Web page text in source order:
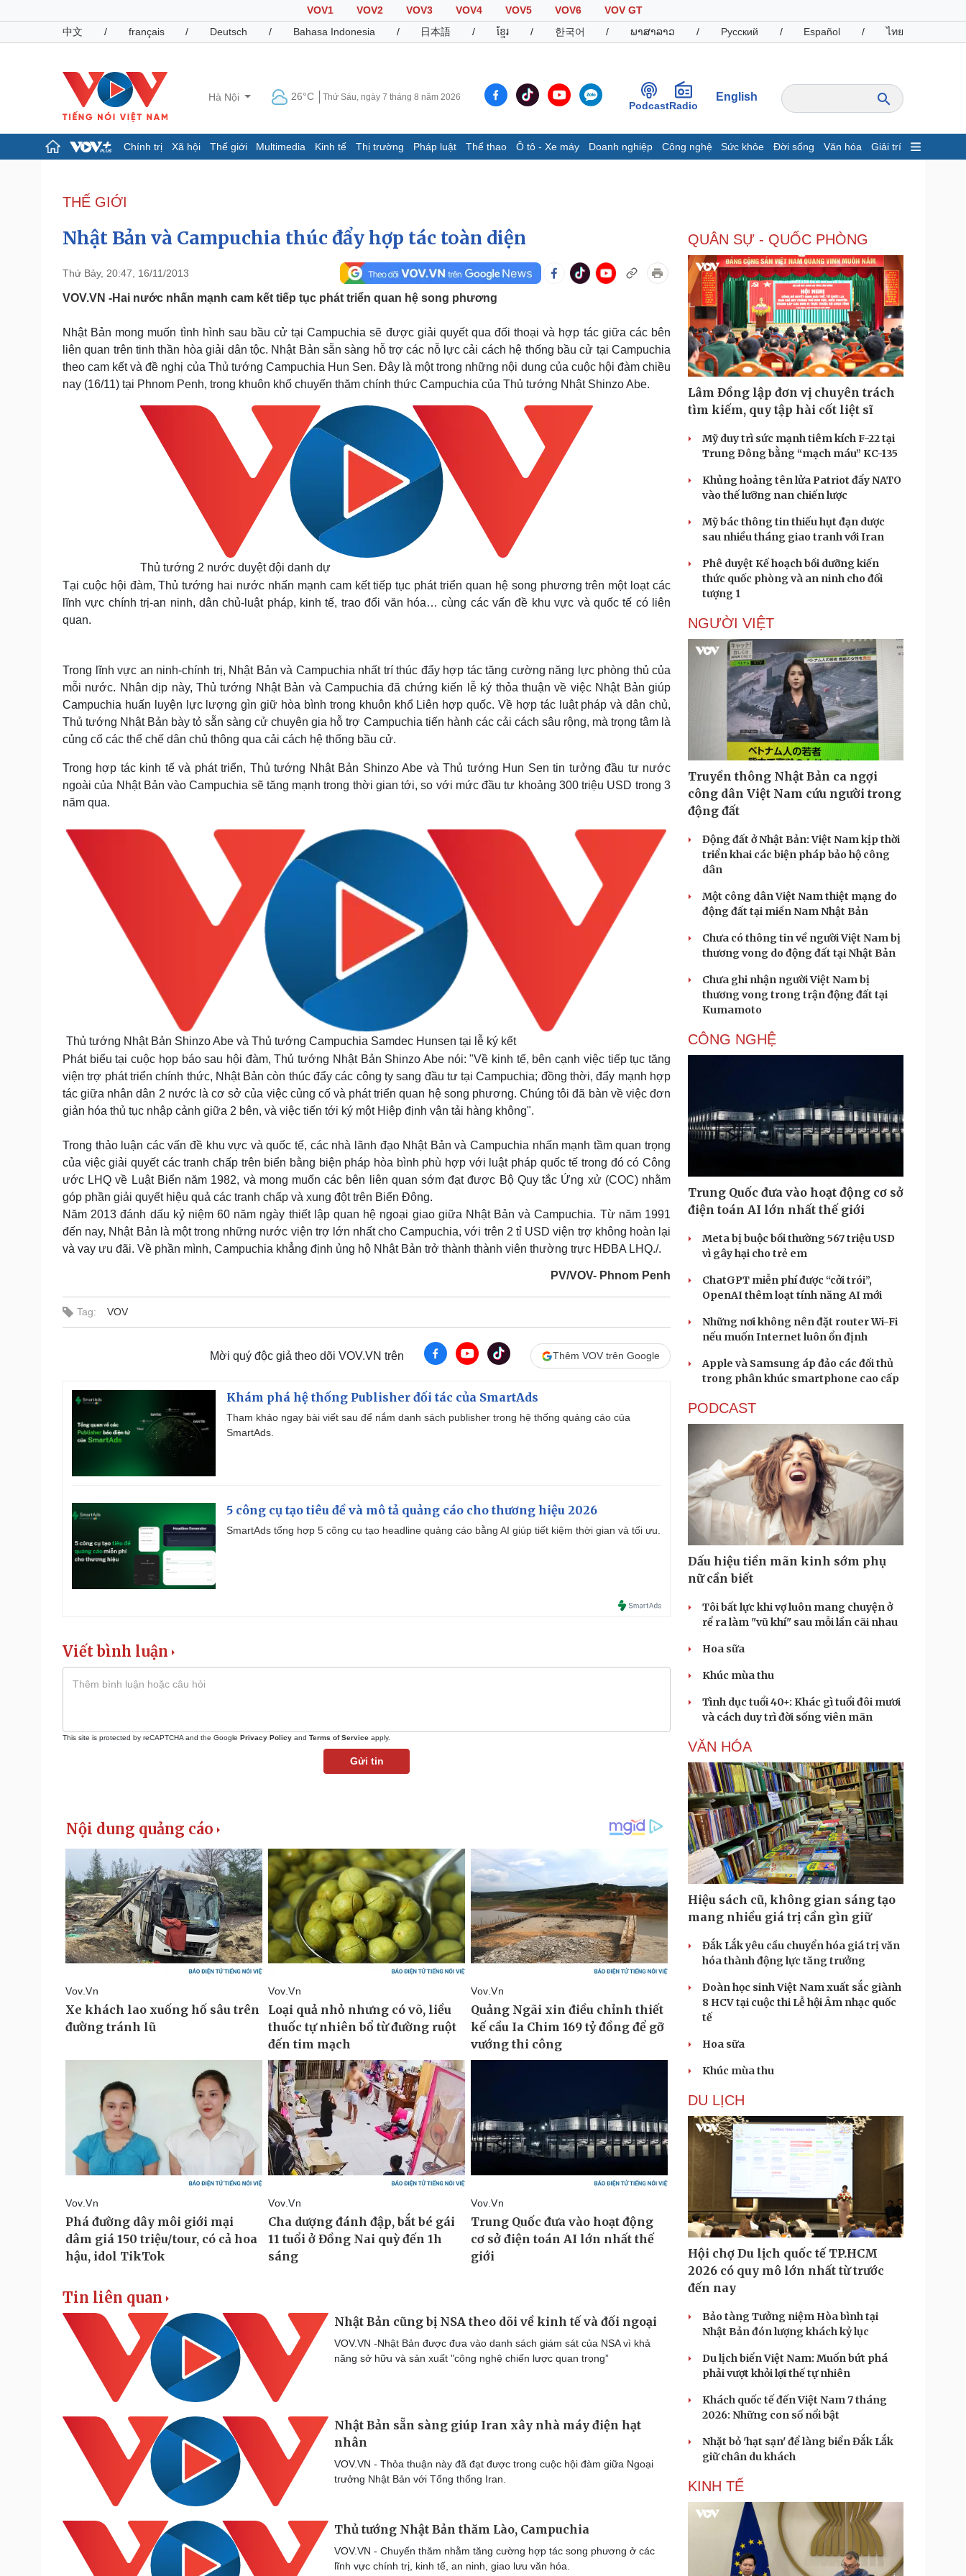
VOV1 VOV2 VOV3 VOV4 VOV5 VOV6
VOV GT
中文
/ français / Deutsch / Bahasa Indonesia / 日本語 / ខ្មែរ / 한국어 / ພາສາລາວ / Русский / Español / ไทย
Hà Nội 26°C Thứ Sáu, ngày 7 tháng 8 năm 2026
PodcastRadio
English
Chính trị Xã hội Thế giới Multimedia Kinh tế Thị trường Pháp luật Thể thao Ô tô - Xe máy Doanh nghiệp Công nghệ Sức khỏe Đời sống Văn hóa Giải trí
Đảng
Tổ chức nhân sự
Nhận diện sự thật
Dấu ấn VOV
Infographic
Chứng khoán
Giá cà phê
Pháp luật
Tin nóng
Tư vấn luật
Quân sự - Quốc phòng
Việt Nam
Phân tích
Thể thao
Lịch thi đấu bóng đá
Thế giới thể thao
eSports
Hậu trường
Ô tô - Xe máy
Xe máy
Tư vấn
Doanh nghiệp
Thông tin doanh nghiệp
Doanh nghiệp 24h
Doanh nhân
Vì cộng đồng
Công nghệ
Sành điệu
Tin Công nghệ
Trải nghiệm
Chuyển đổi số
Dinh dưỡng - món ngon
Nhà đẹp
Blog
Tình yêu - Gia đình
Sân khấu - Điện ảnh
Âm nhạc
Di sản
Nghệ sĩ
Thời trang
Sao Việt
Podcast
Câu chuyện thời sự
Đọc truyện đêm khuya
Cửa sổ tình yêu
Hạt giống tâm hồn
THẾ GIỚI
Nhật Bản và Campuchia thúc đẩy hợp tác toàn diện
Thứ Bảy, 20:47, 16/11/2013
VOV.VN -Hai nước nhấn mạnh cam kết tiếp tục phát triển quan hệ song phương
Nhật Bản mong muốn tình hình sau bầu cử tại Campuchia sẽ được giải quyết qua đối thoại và hợp tác giữa các bên
liên quan trên tinh thần hòa giải dân tộc. Nhật Bản sẵn sàng hỗ trợ các nỗ lực cải cách hệ thống bầu cử tại Campuchia
theo cam kết và đề nghị của Thủ tướng Campuchia Hun Sen. Đây là một trong những nội dung của cuộc hội đàm chiều
nay (16/11) tại Phnom Penh, trong khuôn khổ chuyến thăm chính thức Campuchia của Thủ tướng Nhật Shinzo Abe.
Thủ tướng 2 nước duyệt đội danh dự
Tại cuộc hội đàm, Thủ tướng hai nước nhấn mạnh cam kết tiếp tục phát triển quan hệ song phương trên một loạt các
lĩnh vực chính trị-an ninh, dân chủ-luật pháp, kinh tế, trao đổi văn hóa… cùng các vấn đề khu vực và quốc tế có liên
quan.
Trong lĩnh vực an ninh-chính trị, Nhật Bản và Campuchia nhất trí thúc đẩy hợp tác tăng cường năng lực phòng thủ của
mỗi nước. Nhân dịp này, Thủ tướng Nhật Bản và Campuchia đã chứng kiến lễ ký thỏa thuận về việc Nhật Bản giúp
Campuchia huấn luyện lực lượng gìn giữ hòa bình trong khuôn khổ Liên hợp quốc. Về hợp tác luật pháp và dân chủ,
Thủ tướng Nhật Bản bày tỏ sẵn sàng cử chuyên gia hỗ trợ Campuchia tiến hành các cải cách sâu rộng, mà trọng tâm là
củng cố các thể chế dân chủ thông qua cải cách hệ thống bầu cử.
Trong hợp tác kinh tế và phát triển, Thủ tướng Nhật Bản Shinzo Abe và Thủ tướng Hun Sen tin tưởng đầu tư nước
ngoài của Nhật Bản vào Campuchia sẽ tăng mạnh trong thời gian tới, so với mức đầu tư khoảng 300 triệu USD trong 3
năm qua.
Thủ tướng Nhật Bản Shinzo Abe và Thủ tướng Campuchia Samdec Hunsen tại lễ ký kết
Phát biểu tại cuộc họp báo sau hội đàm, Thủ tướng Nhật Bản Shinzo Abe nói: "Về kinh tế, bên cạnh việc tiếp tục tăng
viện trợ phát triển chính thức, Nhật Bản còn thúc đẩy các công ty sang đầu tư tại Campuchia; đồng thời, đẩy mạnh hợp
tác giữa nhân dân 2 nước là cơ sở của việc củng cố và phát triển quan hệ song phương. Chúng tôi đã bàn về việc đơn
giản hóa thủ tục nhập cảnh giữa 2 bên, và việc tiến tới ký một Hiệp định vận tải hàng không".
Trong thảo luận các vấn đề khu vực và quốc tế, các nhà lãnh đạo Nhật Bản và Campuchia nhấn mạnh tầm quan trọng
của việc giải quyết các tranh chấp trên biển bằng biện pháp hòa bình phù hợp với luật pháp quốc tế trong đó có Công
ước LHQ về Luật Biển năm 1982, và mong muốn các bên liên quan sớm đạt được Bộ Quy tắc Ứng xử (COC) nhằm
góp phần giải quyết hiệu quả các tranh chấp và xung đột trên Biển Đông.
Năm 2013 đánh dấu kỷ niệm 60 năm ngày thiết lập quan hệ ngoại giao giữa Nhật Bản và Campuchia. Từ năm 1991
đến nay, Nhật Bản là một trong những nước viện trợ lớn nhất cho Campuchia, với trên 2 tỉ USD viện trợ không hoàn lại
và vay ưu đãi. Về phần mình, Campuchia khẳng định ủng hộ Nhật Bản trở thành thành viên thường trực HĐBA LHQ./.
PV/VOV- Phnom Penh
Tag: VOV
Mời quý độc giả theo dõi VOV.VN trên Thêm VOV trên Google
Khám phá hệ thống Publisher đối tác của SmartAds
Tham khảo ngay bài viết sau để nắm danh sách publisher trong hệ thống quảng cáo của
SmartAds.
5 công cụ tạo tiêu đề và mô tả quảng cáo cho thương hiệu 2026
SmartAds tổng hợp 5 công cụ tạo headline quảng cáo bằng AI giúp tiết kiệm thời gian và tối ưu.
Viết bình luận
This site is protected by reCAPTCHA and the Google Privacy Policy and Terms of Service apply.
Gửi tin
Tin liên quan
Nhật Bản cũng bị NSA theo dõi về kinh tế và đối ngoại
VOV.VN -Nhật Bản được đưa vào danh sách giám sát của NSA vì khả
năng sở hữu và sản xuất "công nghệ chiến lược quan trọng”
Nhật Bản sẵn sàng giúp Iran xây nhà máy điện hạt
nhân
VOV.VN - Thỏa thuận này đã đạt được trong cuộc hội đàm giữa Ngoại
trưởng Nhật Bản với Tổng thống Iran.
Thủ tướng Nhật Bản thăm Lào, Campuchia
VOV.VN - Chuyến thăm nhằm tăng cường hợp tác song phương ở các
lĩnh vực chính trị, kinh tế, an ninh, giao lưu văn hóa.
QUÂN SỰ - QUỐC PHÒNG
Lâm Đồng lập đơn vị chuyên trách
tìm kiếm, quy tập hài cốt liệt sĩ
Mỹ duy trì sức mạnh tiêm kích F-22 tại
Trung Đông bằng “mạch máu” KC-135
Khủng hoảng tên lửa Patriot đẩy NATO
vào thế lưỡng nan chiến lược
Mỹ bác thông tin thiếu hụt đạn dược
sau nhiều tháng giao tranh với Iran
Phê duyệt Kế hoạch bồi dưỡng kiến
thức quốc phòng và an ninh cho đối
tượng 1
NGƯỜI VIỆT
Truyền thông Nhật Bản ca ngợi
công dân Việt Nam cứu người trong
động đất
Động đất ở Nhật Bản: Việt Nam kịp thời
triển khai các biện pháp bảo hộ công
dân
Một công dân Việt Nam thiệt mạng do
động đất tại miền Nam Nhật Bản
Chưa có thông tin về người Việt Nam bị
thương vong do động đất tại Nhật Bản
Chưa ghi nhận người Việt Nam bị
thương vong trong trận động đất tại
Kumamoto
CÔNG NGHỆ
Trung Quốc đưa vào hoạt động cơ sở
điện toán AI lớn nhất thế giới
Meta bị buộc bồi thường 567 triệu USD
vì gây hại cho trẻ em
ChatGPT miễn phí được “cởi trói”,
OpenAI thêm loạt tính năng AI mới
Những nơi không nên đặt router Wi-Fi
nếu muốn Internet luôn ổn định
Apple và Samsung áp đảo các đối thủ
trong phân khúc smartphone cao cấp
PODCAST
Dấu hiệu tiền mãn kinh sớm phụ
nữ cần biết
Tôi bất lực khi vợ luôn mang chuyện ở
rể ra làm "vũ khí" sau mỗi lần cãi nhau
Hoa sữa
Khúc mùa thu
Tình dục tuổi 40+: Khác gì tuổi đôi mươi
và cách duy trì đời sống viên mãn
VĂN HÓA
Hiệu sách cũ, không gian sáng tạo
mang nhiều giá trị cần gìn giữ
Đắk Lắk yêu cầu chuyển hóa giá trị văn
hóa thành động lực tăng trưởng
Đoàn học sinh Việt Nam xuất sắc giành
8 HCV tại cuộc thi Lễ hội Âm nhạc quốc
tế
Hoa sữa
Khúc mùa thu
DU LỊCH
Hội chợ Du lịch quốc tế TP.HCM
2026 có quy mô lớn nhất từ trước
đến nay
Bảo tàng Tưởng niệm Hòa bình tại
Nhật Bản đón lượng khách kỷ lục
Du lịch biển Việt Nam: Muốn bứt phá
phải vượt khỏi lợi thế tự nhiên
Khách quốc tế đến Việt Nam 7 tháng
2026: Những con số nổi bật
Nhặt bỏ 'hạt sạn' để làng biển Đắk Lắk
giữ chân du khách
KINH TẾ